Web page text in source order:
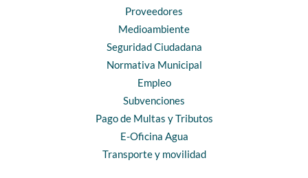
Proveedores
Medioambiente
Seguridad Ciudadana
Normativa Municipal
Empleo
Subvenciones
Pago de Multas y Tributos
E-Oficina Agua
Transporte y movilidad